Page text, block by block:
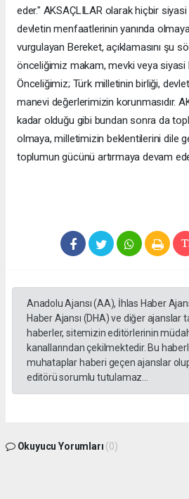
eder." AKSAÇLILAR olarak hiçbir
devletin menfaatlerinin yanında
vurgulayan Bereket, açıklamasını şu
önceliğimiz makam, mevki veya siyasi
Önceliğimiz; Türk milletinin birliği,
manevi değerlerimizin korunmasıdır.
kadar olduğu gibi bundan sonra da
olmaya, milletimizin beklentilerini dile
toplumun gücünü artırmaya devam
Anadolu Ajansı (AA), İhlas Haber
Haber Ajansı (DHA) ve diğer ajanslar
haberler, sitemizin editörlerinin
kanallarından çekilmektedir. Bu
muhataplar haberi geçen ajanslar
editörü sorumlu tutulamaz...
Okuyucu Yorumları (0)